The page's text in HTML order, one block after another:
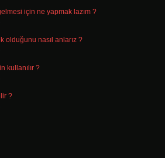
için ne yapmak lazım ?
olduğunu nasıl anlarız ?
kullanılır ?
?